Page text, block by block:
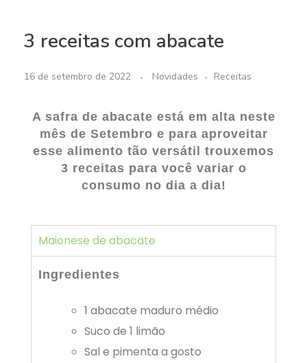
3 receitas com abacate
16 de setembro de 2022 Novidades Receitas
A safra de abacate está em alta neste
mês de Setembro e para aproveitar
esse alimento tão versátil trouxemos
3 receitas para você variar o
consumo no dia a dia!
Maionese de abacate
Ingredientes
1 abacate maduro médio
Suco de 1 limão
Sal e pimenta a gosto